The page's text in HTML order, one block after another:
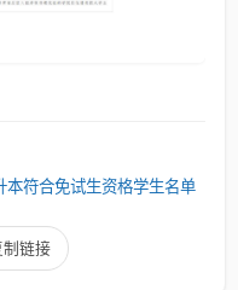
符合免试生资格学生名单
制链接